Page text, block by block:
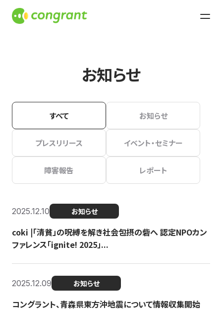
お知らせ
すべて お知らせ
プレスリリース イベント・セミナー
障害報告 レポート
2025.12.10 お知らせ
coki |「清貧」の呪縛を解き社会包摂の砦へ 認定NPOカン
ファレンス「ignite! 2025」...
2025.12.09 お知らせ
コングラント、青森県東方沖地震について情報収集開始